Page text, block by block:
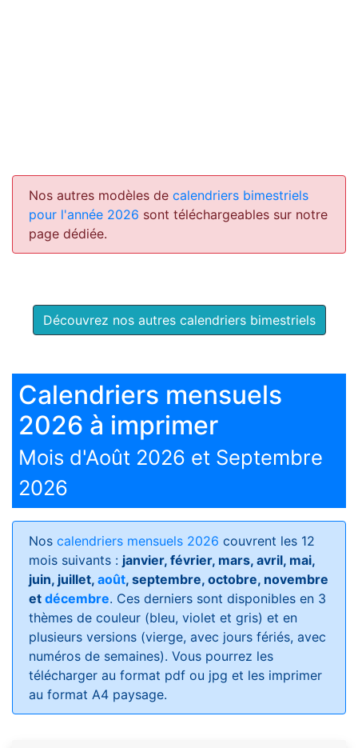
Nos autres modèles de calendriers bimestriels
pour l'année 2026 sont téléchargeables sur notre
page dédiée.
Découvrez nos autres calendriers bimestriels
Calendriers mensuels
2026 à imprimer
Mois d'Août 2026 et Septembre
2026
Nos calendriers mensuels 2026 couvrent les 12
mois suivants : janvier, février, mars, avril, mai,
juin, juillet, août, septembre, octobre, novembre
et décembre. Ces derniers sont disponibles en 3
thèmes de couleur (bleu, violet et gris) et en
plusieurs versions (vierge, avec jours fériés, avec
numéros de semaines). Vous pourrez les
télécharger au format pdf ou jpg et les imprimer
au format A4 paysage.